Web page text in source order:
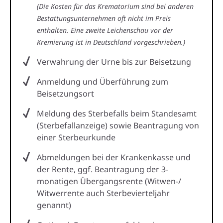
(Die Kosten für das Krematorium sind bei anderen
Bestattungsunternehmen oft nicht im Preis
enthalten. Eine zweite Leichenschau vor der
Kremierung ist in Deutschland vorgeschrieben.)
Verwahrung der Urne bis zur Beisetzung
Anmeldung und Überführung zum
Beisetzungsort
Meldung des Sterbefalls beim Standesamt
(Sterbefallanzeige) sowie Beantragung von
einer Sterbeurkunde
Abmeldungen bei der Krankenkasse und
der Rente, ggf. Beantragung der 3-
monatigen Übergangsrente (Witwen-/
Witwerrente auch Sterbevierteljahr
genannt)